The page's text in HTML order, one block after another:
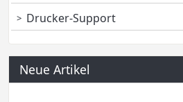
Drucker-Support
Neue Artikel